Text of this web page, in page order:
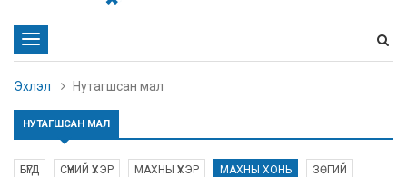
Toggle
navigation
Эхлэл
Нутагшсан мал
НУТАГШСАН МАЛ
БҮГД СҮҮНИЙ ҮХЭР МАХНЫ ҮХЭР МАХНЫ ХОНЬ ЗӨГИЙ